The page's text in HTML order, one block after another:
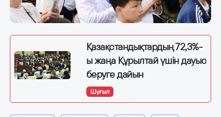
Қазақстандықтардың 72,3%-
ы жаңа Құрылтай үшін дауыс
беруге дайын
Шұғыл